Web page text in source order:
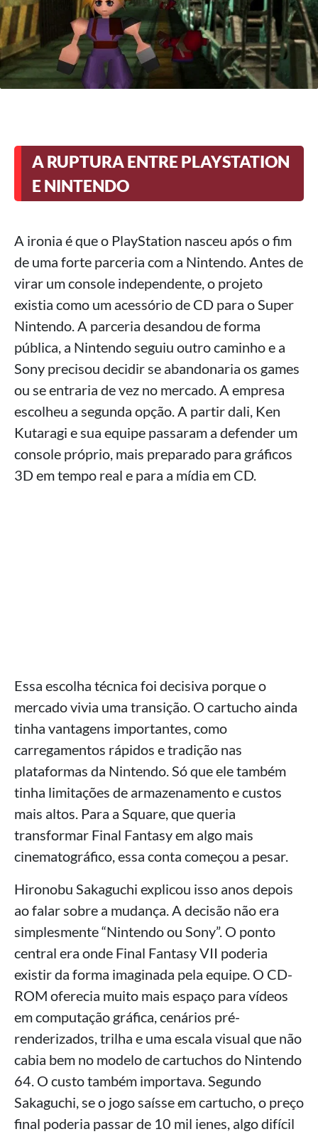
A RUPTURA ENTRE PLAYSTATION
E NINTENDO
A ironia é que o PlayStation nasceu após o fim
de uma forte parceria com a Nintendo. Antes de
virar um console independente, o projeto
existia como um acessório de CD para o Super
Nintendo. A parceria desandou de forma
pública, a Nintendo seguiu outro caminho e a
Sony precisou decidir se abandonaria os games
ou se entraria de vez no mercado. A empresa
escolheu a segunda opção. A partir dali, Ken
Kutaragi e sua equipe passaram a defender um
console próprio, mais preparado para gráficos
3D em tempo real e para a mídia em CD.
Essa escolha técnica foi decisiva porque o
mercado vivia uma transição. O cartucho ainda
tinha vantagens importantes, como
carregamentos rápidos e tradição nas
plataformas da Nintendo. Só que ele também
tinha limitações de armazenamento e custos
mais altos. Para a Square, que queria
transformar Final Fantasy em algo mais
cinematográfico, essa conta começou a pesar.
Hironobu Sakaguchi explicou isso anos depois
ao falar sobre a mudança. A decisão não era
simplesmente “Nintendo ou Sony”. O ponto
central era onde Final Fantasy VII poderia
existir da forma imaginada pela equipe. O CD-
ROM oferecia muito mais espaço para vídeos
em computação gráfica, cenários pré-
renderizados, trilha e uma escala visual que não
cabia bem no modelo de cartuchos do Nintendo
64. O custo também importava. Segundo
Sakaguchi, se o jogo saísse em cartucho, o preço
final poderia passar de 10 mil ienes, algo difícil